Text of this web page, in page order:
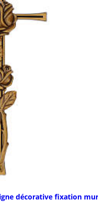
décorative fixation